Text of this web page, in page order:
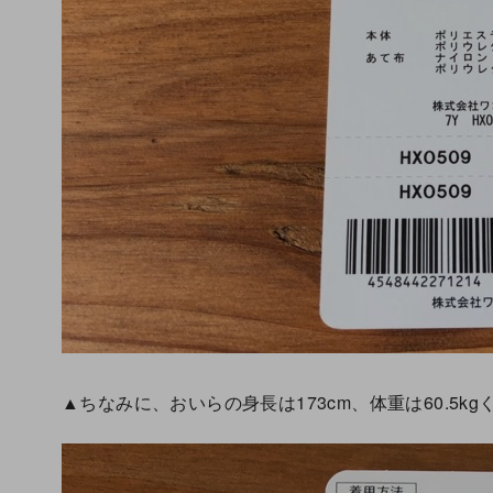
▲ちなみに、おいらの身長は173cm、体重は60.5kg